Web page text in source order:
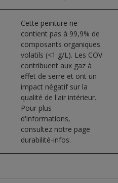
Cette peinture ne
contient pas à 99,9% de
composants organiques
volatils (<1 g/L). Les COV
contribuent aux gaz à
effet de serre et ont un
impact négatif sur la
qualité de l'air intérieur.
Pour plus
d'informations,
consultez notre page
durabilité-infos.